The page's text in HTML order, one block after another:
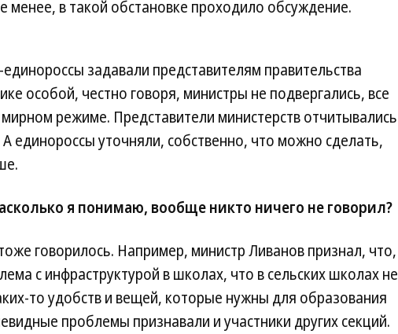
менее, в такой обстановке проходило обсуждение.
задавали представителям правительства
особой, честно говоря, министры не подвергались, все
режиме. Представители министерств отчитывались
А единороссы уточняли, собственно, что можно сделать,
я понимаю, вообще никто ничего не говорил?
говорилось. Например, министр Ливанов признал, что,
с инфраструктурой в школах, что в сельских школах не
то удобств и вещей, которые нужны для образования
проблемы признавали и участники других секций.